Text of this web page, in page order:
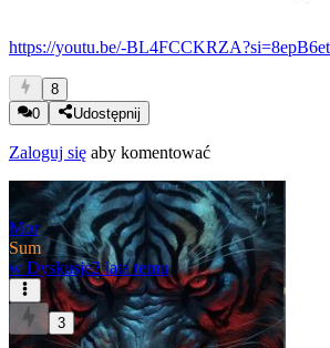
https://youtu.be/-
8
0
Udostępnij
Zaloguj się aby komentować
Mor
Sum
w Dyskusje2 lata temu
3